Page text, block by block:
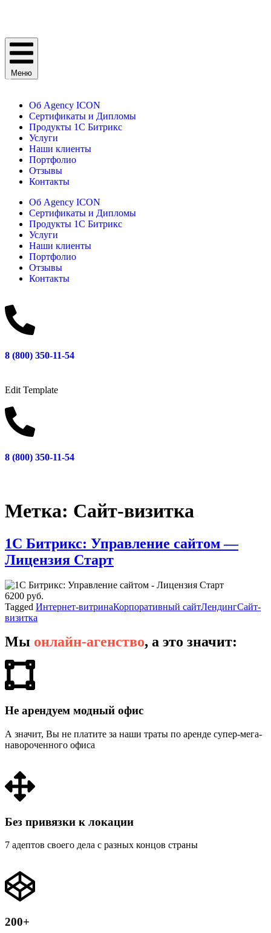
Меню
Об Agency ICON
Сертификаты и Дипломы
Продукты 1С Битрикс
Услуги
Наши клиенты
Портфолио
Отзывы
Контакты
Об Agency ICON
Сертификаты и Дипломы
Продукты 1С Битрикс
Услуги
Наши клиенты
Портфолио
Отзывы
Контакты
8 (800) 350-11-54
Edit Template
8 (800) 350-11-54
Метка: Сайт-визитка
1С Битрикс: Управление сайтом —
Лицензия Старт
6200 руб.
Tagged Интернет-витринаКорпоративный сайтЛендингСайт-
визитка
Мы онлайн-агенство, а это значит:
Не арендуем модный офис
А значит, Вы не платите за наши траты по аренде супер-мега-
навороченного офиса
Без привязки к локации
7 адептов своего дела с разных концов страны
200+